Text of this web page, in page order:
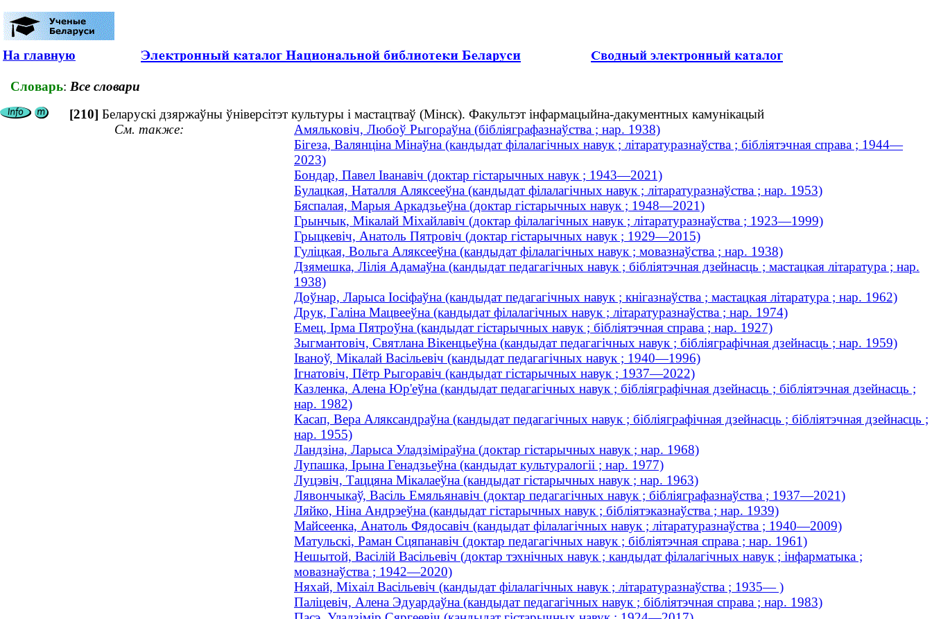
На главную
Словарь: Все словари
[210] Беларускі дзяржаўны ўніверсітэт культуры і мастацтваў (Мінск). Факультэт інфармацыйна-дакументных камунікацый
См. также:
Амяльковіч, Любоў Рыгораўна (бібліяграфазнаўства ; нар. 1938)
Бігеза, Валянціна Мінаўна (кандыдат філалагічных навук ; літаратуразнаўства ; бібліятэчная справа ; 1944—
2023)
Бондар, Павел Іванавіч (доктар гістарычных навук ; 1943—2021)
Булацкая, Наталля Аляксееўна (кандыдат філалагічных навук ; літаратуразнаўства ; нар. 1953)
Бяспалая, Марыя Аркадзьеўна (доктар гістарычных навук ; 1948—2021)
Грынчык, Мікалай Міхайлавіч (доктар філалагічных навук ; літаратуразнаўства ; 1923—1999)
Грыцкевіч, Анатоль Пятровіч (доктар гістарычных навук ; 1929—2015)
Гуліцкая, Вольга Аляксееўна (кандыдат філалагічных навук ; мовазнаўства ; нар. 1938)
Дзямешка, Лілія Адамаўна (кандыдат педагагічных навук ; бібліятэчная дзейнасць ; мастацкая літаратура ; нар.
1938)
Доўнар, Ларыса Іосіфаўна (кандыдат педагагічных навук ; кнігазнаўства ; мастацкая літаратура ; нар. 1962)
Друк, Галіна Мацвееўна (кандыдат філалагічных навук ; літаратуразнаўства ; нар. 1974)
Емец, Ірма Пятроўна (кандыдат гістарычных навук ; бібліятэчная справа ; нар. 1927)
Зыгмантовіч, Святлана Вікенцьеўна (кандыдат педагагічных навук ; бібліяграфічная дзейнасць ; нар. 1959)
Іваноў, Мікалай Васільевіч (кандыдат педагагічных навук ; 1940—1996)
Ігнатовіч, Пётр Рыгоравіч (кандыдат гістарычных навук ; 1937—2022)
Казленка, Алена Юр'еўна (кандыдат педагагічных навук ; бібліяграфічная дзейнасць ; бібліятэчная дзейнасць ;
нар. 1982)
Касап, Вера Аляксандраўна (кандыдат педагагічных навук ; бібліяграфічная дзейнасць ; бібліятэчная дзейнасць ;
нар. 1955)
Ландзіна, Ларыса Уладзіміраўна (доктар гістарычных навук ; нар. 1968)
Лупашка, Ірына Генадзьеўна (кандыдат культуралогіі ; нар. 1977)
Луцэвіч, Таццяна Мікалаеўна (кандыдат гістарычных навук ; нар. 1963)
Лявончыкаў, Васіль Емяльянавіч (доктар педагагічных навук ; бібліяграфазнаўства ; 1937—2021)
Ляйко, Ніна Андрэеўна (кандыдат гістарычных навук ; бібліятэказнаўства ; нар. 1939)
Майсеенка, Анатоль Фядосавіч (кандыдат філалагічных навук ; літаратуразнаўства ; 1940—2009)
Матульскі, Раман Сцяпанавіч (доктар педагагічных навук ; бібліятэчная справа ; нар. 1961)
Нешытой, Васілій Васільевіч (доктар тэхнічных навук ; кандыдат філалагічных навук ; інфарматыка ;
мовазнаўства ; 1942—2020)
Няхай, Міхаіл Васільевіч (кандыдат філалагічных навук ; літаратуразнаўства ; 1935— )
Паліцевіч, Алена Эдуардаўна (кандыдат педагагічных навук ; бібліятэчная справа ; нар. 1983)